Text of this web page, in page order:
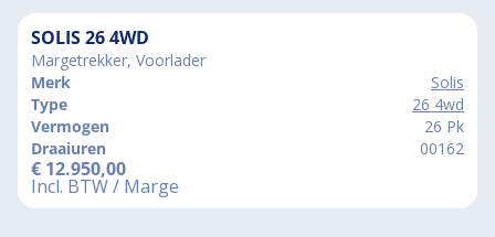
SOLIS 26 4WD
Margetrekker, Voorlader
Merk
Solis
Type
26 4wd
Vermogen
26 Pk
Draaiuren
00162
€ 12.950,00
Incl. BTW / Marge